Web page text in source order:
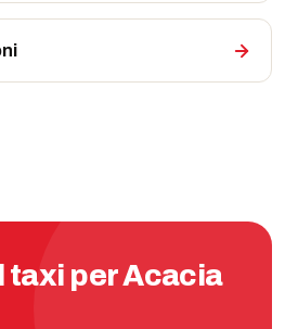
taxi per Acacia